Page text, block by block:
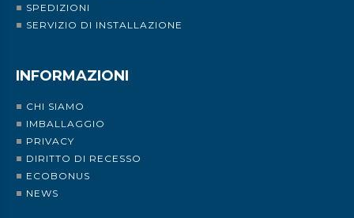
SPEDIZIONI
SERVIZIO DI INSTALLAZIONE
INFORMAZIONI
CHI SIAMO
IMBALLAGGIO
PRIVACY
DIRITTO DI RECESSO
ECOBONUS
NEWS